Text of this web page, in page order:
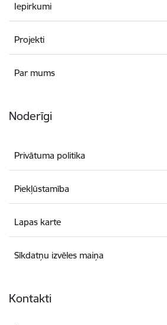
Iepirkumi
Projekti
Par mums
Noderīgi
Privātuma politika
Piekļūstamība
Lapas karte
Sīkdatņu izvēles maiņa
Kontakti